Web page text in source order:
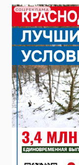
СОЦРЕКЛАМА